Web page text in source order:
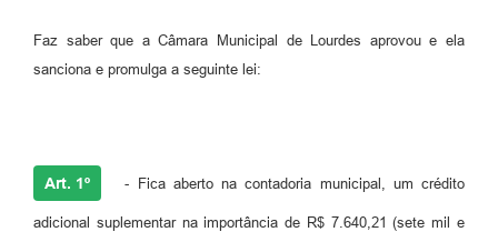
PPA
Nota Fiscal Eletrônica
Faz saber que a Câmara Municipal de Lourdes aprovou e ela
sanciona e promulga a seguinte lei:
Art. 1º - Fica aberto na contadoria municipal, um crédito
adicional suplementar na importância de R$ 7.640,21 (sete mil e